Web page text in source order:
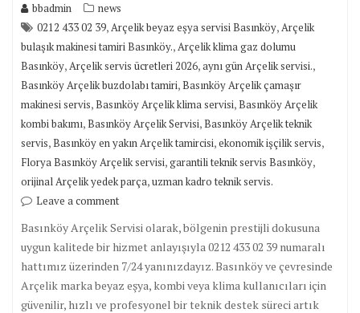
bbadmin
news
0212 433 02 39,Arçelik beyaz eşya servisi Basınköy,Arçelik
bulaşık makinesi tamiri Basınköy.,Arçelik klima gaz dolumu
Basınköy,Arçelik servis ücretleri 2026,aynı gün Arçelik servisi.,
Basınköy Arçelik buzdolabı tamiri,Basınköy Arçelik çamaşır
makinesi servis,Basınköy Arçelik klima servisi,Basınköy Arçelik
kombi bakımı,Basınköy Arçelik Servisi,Basınköy Arçelik teknik
servis,Basınköy en yakın Arçelik tamircisi,ekonomik işçilik servis,
Florya Basınköy Arçelik servisi,garantili teknik servis Basınköy,
orijinal Arçelik yedek parça,uzman kadro teknik servis.
Leave a comment
Basınköy Arçelik Servisi olarak, bölgenin prestijli dokusuna
uygun kalitede bir hizmet anlayışıyla 0212 433 02 39 numaralı
hattımız üzerinden 7/24 yanınızdayız. Basınköy ve çevresinde
Arçelik marka beyaz eşya, kombi veya klima kullanıcıları için
güvenilir, hızlı ve profesyonel bir teknik destek süreci artık